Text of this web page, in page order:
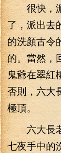
很快，派
了，派出去
的洗顏古令
的。當然，
鬼爺在翠紅
否則，六大
極頂。
六大長老
七夜手中的